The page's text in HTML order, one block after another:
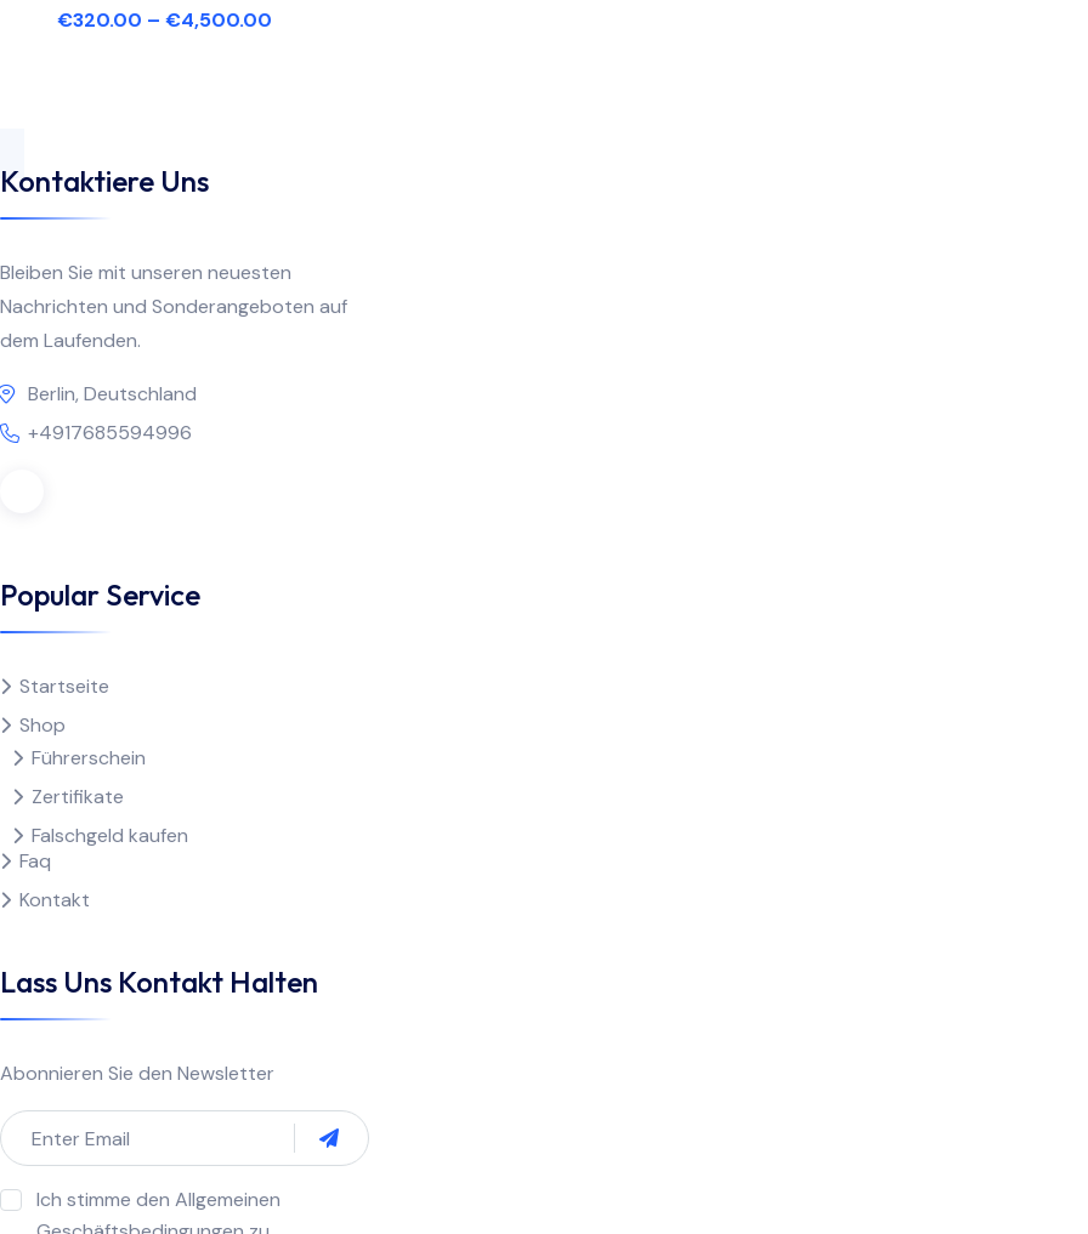
€320.00 – €4,500.00
Kontaktiere Uns
Bleiben Sie mit unseren neuesten
Nachrichten und Sonderangeboten auf
dem Laufenden.
Berlin, Deutschland
+4917685594996
Popular Service
Startseite
Shop
Führerschein
Zertifikate
Falschgeld kaufen
Faq
Kontakt
Lass Uns Kontakt Halten
Abonnieren Sie den Newsletter
Ich stimme den Allgemeinen